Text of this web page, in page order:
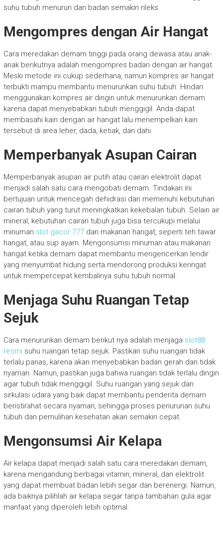
suhu tubuh menurun dan badan semakin rileks.
Mengompres dengan Air Hangat
Cara meredakan demam tinggi pada orang dewasa atau anak-
anak berikutnya adalah mengompres badan dengan air hangat.
Meski metode ini cukup sederhana, namun kompres air hangat
terbukti mampu membantu menurunkan suhu tubuh. Hindari
menggunakan kompres air dingin untuk menurunkan demam
karena dapat menyebabkan tubuh menggigil. Anda dapat
membasahi kain dengan air hangat lalu menempelkan kain
tersebut di area leher, dada, ketiak, dan dahi.
Memperbanyak Asupan Cairan
Memperbanyak asupan air putih atau cairan elektrolit dapat
menjadi salah satu cara mengobati demam. Tindakan ini
bertujuan untuk mencegah dehidrasi dan memenuhi kebutuhan
cairan tubuh yang turut meningkatkan kekebalan tubuh. Selain air
mineral, kebutuhan cairan tubuh juga bisa tercukupi melalui
minuman slot gacor 777dan makanan hangat, seperti teh tawar
hangat, atau sup ayam. Mengonsumsi minuman atau makanan
hangat ketika demam dapat membantu mengencerkan lendir
yang menyumbat hidung serta mendorong produksi keringat
untuk mempercepat kembalinya suhu tubuh normal.
Menjaga Suhu Ruangan Tetap
Sejuk
Cara menurunkan demam berikut nya adalah menjaga slot88
resmisuhu ruangan tetap sejuk. Pastikan suhu ruangan tidak
terlalu panas, karena akan menyebabkan badan gerah dan tidak
nyaman. Namun, pastikan juga bahwa ruangan tidak terlalu dingin
agar tubuh tidak menggigil. Suhu ruangan yang sejuk dan
sirkulasi udara yang baik dapat membantu penderita demam
beristirahat secara nyaman, sehingga proses penurunan suhu
tubuh dan pemulihan kesehatan akan semakin cepat.
Mengonsumsi Air Kelapa
Air kelapa dapat menjadi salah satu cara meredakan demam,
karena mengandung berbagai vitamin, mineral, dan elektrolit
yang dapat membuat badan lebih segar dan berenergi. Namun,
ada baiknya pilihlah air kelapa segar tanpa tambahan gula agar
manfaat yang diperoleh lebih optimal.